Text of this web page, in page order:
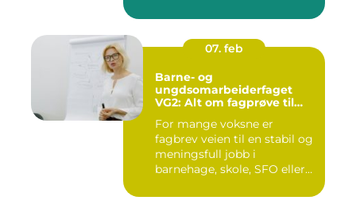
07. feb
Barne- og
ungdsomarbeiderfaget
VG2: Alt om fagprøve til
ungdomsarbeider
For mange voksne er
fagbrev veien til en stabil og
meningsfull jobb i
barnehage, skole, SFO eller